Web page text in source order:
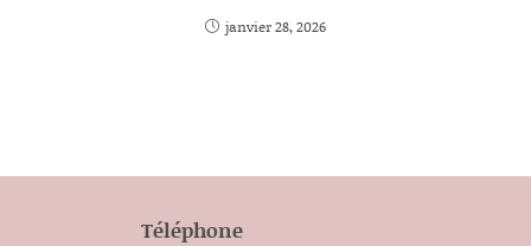
janvier 28, 2026
Téléphone